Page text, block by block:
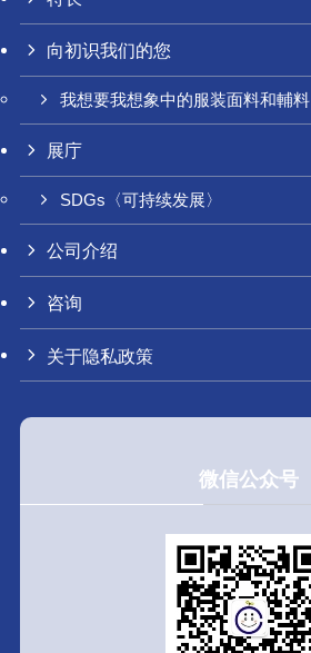
向初识我们的您
我想要我想象中的服装面料和輔料
展庁
SDGs〈可持续发展〉
公司介绍
咨询
关于隐私政策
微信公众号